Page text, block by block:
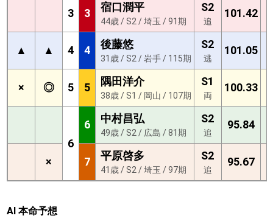
3 3 宿口潤平
44歳 / S2 / 埼玉 / 91期
S2
追
101.42
▲ ▲ 4 4 後藤悠
31歳 / S2 / 岩手 / 115期
S2
逃
101.05
× ◎ 5 5 隅田洋介
38歳 / S1 / 岡山 / 107期
S1
両
100.33
6
6 中村昌弘
49歳 / S2 / 広島 / 81期
S2
追
95.84
× 7 平原啓多
41歳 / S2 / 埼玉 / 97期
S2
追
95.67
AI 本命予想